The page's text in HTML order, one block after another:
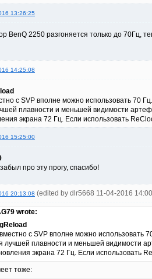
13:26:25
BenQ 2250 разгоняется только до 70Гц,
14:25:08
с SVP вполне можно использовать 70 Гц.
плавности и меньшей видимости
экрана 72 Гц. Если использовать
15:25:00
про эту прогу, спасибо!
20:13:08 (edited by dlr5668 11-04-2016
wrote:
с SVP вполне можно использовать
лучшей плавности и меньшей видимости
экрана 72 Гц. Если использовать
тоже: